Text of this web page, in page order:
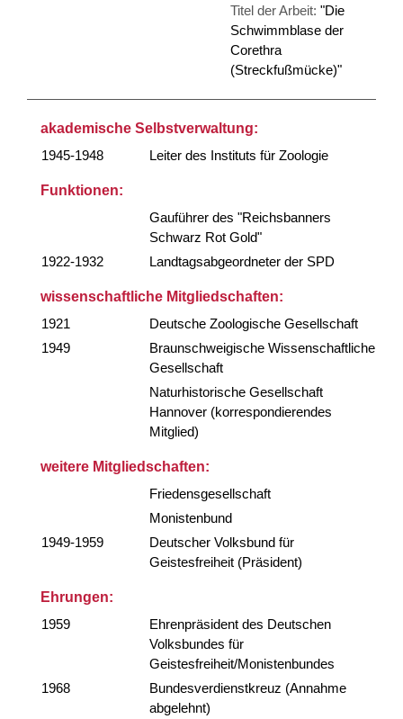
Titel der Arbeit: "Die
Schwimmblase der
Corethra
(Streckfußmücke)"
akademische Selbstverwaltung:
1945-1948
Leiter des Instituts für Zoologie
Funktionen:
Gauführer des "Reichsbanners
Schwarz Rot Gold"
1922-1932
Landtagsabgeordneter der SPD
wissenschaftliche Mitgliedschaften:
1921
Deutsche Zoologische Gesellschaft
1949
Braunschweigische Wissenschaftliche
Gesellschaft
Naturhistorische Gesellschaft
Hannover (korrespondierendes
Mitglied)
weitere Mitgliedschaften:
Friedensgesellschaft
Monistenbund
1949-1959
Deutscher Volksbund für
Geistesfreiheit (Präsident)
Ehrungen:
1959
Ehrenpräsident des Deutschen
Volksbundes für
Geistesfreiheit/Monistenbundes
1968
Bundesverdienstkreuz (Annahme
abgelehnt)